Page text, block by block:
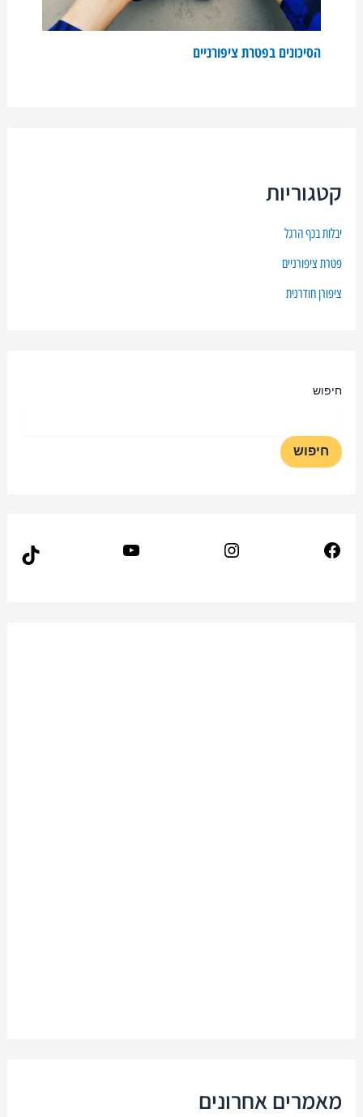
הסיכונים בפטרת ציפורניים
קטגוריות
יבלות בכף הרגל
פטרת ציפורניים
ציפורן חודרנית
חיפוש
חיפוש
מאמרים אחרונים